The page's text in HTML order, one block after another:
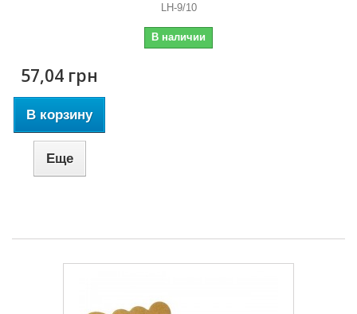
LH-9/10
В наличии
57,04 грн
В корзину
Еще